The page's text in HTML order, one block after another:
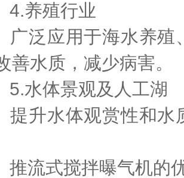
殖行业
应用于海水养殖
善水质，减少病害。
体景观及人工湖
水体观赏性和水
式搅拌曝气机的